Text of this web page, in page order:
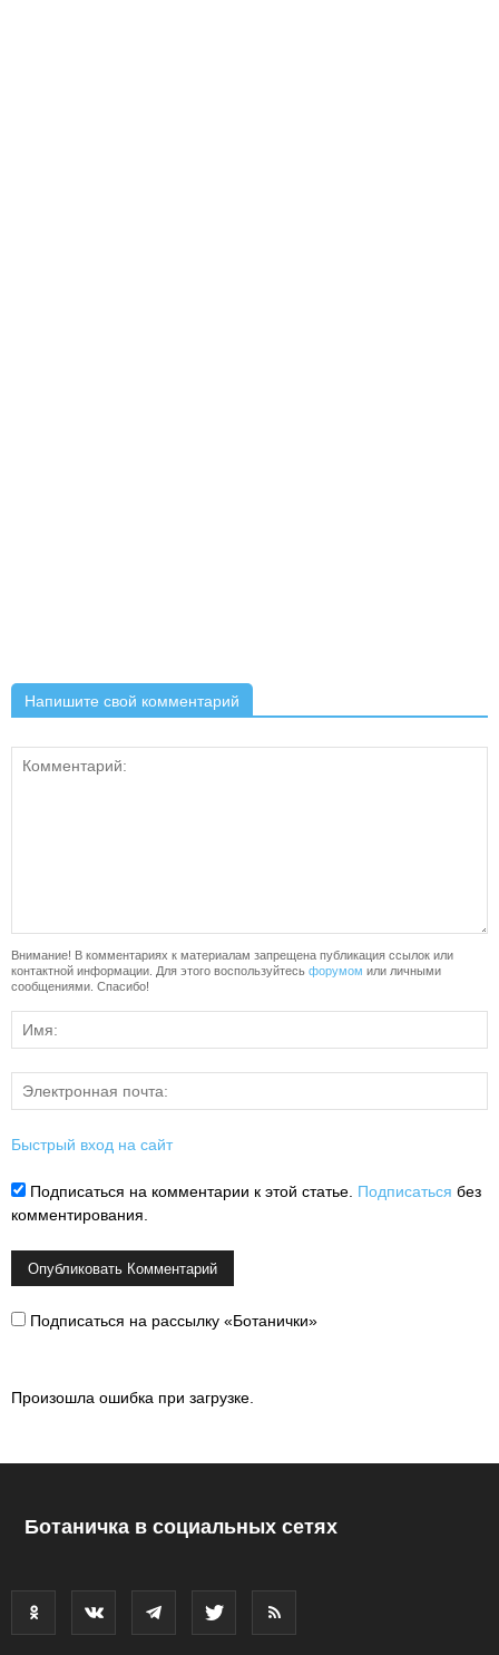
Напишите свой комментарий
Внимание! В комментариях к материалам запрещена публикация ссылок или
контактной информации. Для этого воспользуйтесь форумом или личными
сообщениями. Спасибо!
Быстрый вход на сайт
Подписаться на комментарии к этой статье. Подписаться без
комментирования.
Подписаться на рассылку «Ботанички»
Произошла ошибка при загрузке.
Ботаничка в социальных сетях